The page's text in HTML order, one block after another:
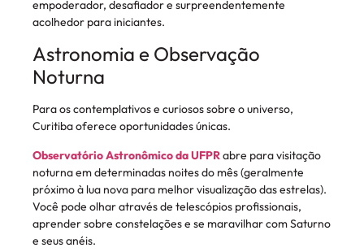
empoderador, desafiador e surpreendentemente
acolhedor para iniciantes.
Astronomia e Observação
Noturna
Para os contemplativos e curiosos sobre o universo,
Curitiba oferece oportunidades únicas.
Observatório Astronômico da UFPRabre para visitação
noturna em determinadas noites do mês (geralmente
próximo à lua nova para melhor visualização das estrelas).
Você pode olhar através de telescópios profissionais,
aprender sobre constelações e se maravilhar com Saturno
e seus anéis.